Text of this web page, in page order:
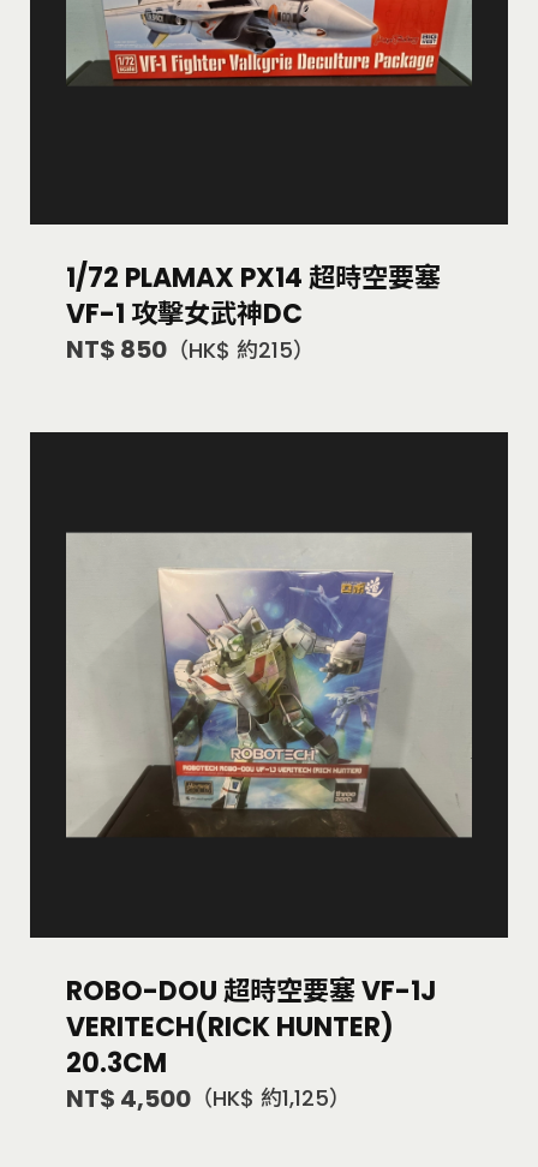
1/72 PLAMAX PX14 超時空要塞
VF-1 攻擊女武神DC
NT$ 850 （HK$ 約215）
ROBO-DOU 超時空要塞 VF-1J
VERITECH(RICK HUNTER)
20.3CM
NT$ 4,500 （HK$ 約1,125）